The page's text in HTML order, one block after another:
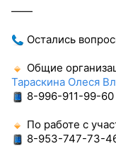
——
Остались
Общие
Тараскина Олеся
8-996-911-99-60
По работе с
8-953-747-73-